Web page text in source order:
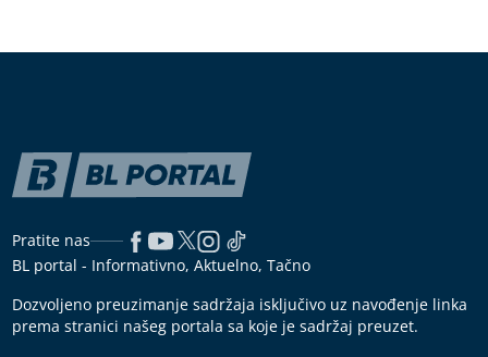
Pratite nas
BL portal - Informativno, Aktuelno, Tačno
Dozvoljeno preuzimanje sadržaja isključivo uz navođenje linka
prema stranici našeg portala sa koje je sadržaj preuzet.